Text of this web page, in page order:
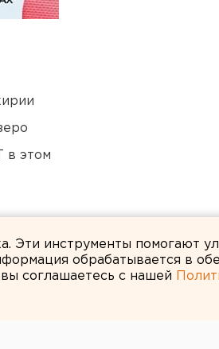
в этом
Эти инструменты помогают
обрабатывается в
вы соглашаетесь с нашей